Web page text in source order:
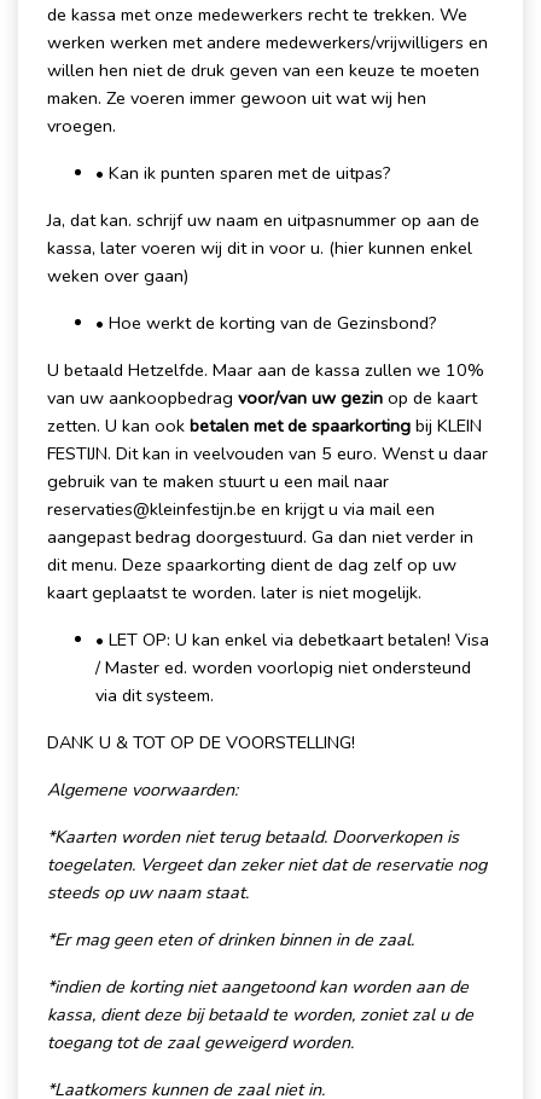
de kassa met onze medewerkers recht te trekken. We
werken werken met andere medewerkers/vrijwilligers en
willen hen niet de druk geven van een keuze te moeten
maken. Ze voeren immer gewoon uit wat wij hen
vroegen.
• Kan ik punten sparen met de uitpas?
Ja, dat kan. schrijf uw naam en uitpasnummer op aan de
kassa, later voeren wij dit in voor u. (hier kunnen enkel
weken over gaan)
• Hoe werkt de korting van de Gezinsbond?
U betaald Hetzelfde. Maar aan de kassa zullen we 10%
van uw aankoopbedrag voor/van uw gezin op de kaart
zetten. U kan ook betalen met de spaarkorting bij KLEIN
FESTIJN. Dit kan in veelvouden van 5 euro. Wenst u daar
gebruik van te maken stuurt u een mail naar
reservaties@kleinfestijn.be en krijgt u via mail een
aangepast bedrag doorgestuurd. Ga dan niet verder in
dit menu. Deze spaarkorting dient de dag zelf op uw
kaart geplaatst te worden. later is niet mogelijk.
• LET OP: U kan enkel via debetkaart betalen! Visa
/ Master ed. worden voorlopig niet ondersteund
via dit systeem.
DANK U & TOT OP DE VOORSTELLING!
Algemene voorwaarden:
*Kaarten worden niet terug betaald. Doorverkopen is
toegelaten. Vergeet dan zeker niet dat de reservatie nog
steeds op uw naam staat.
*Er mag geen eten of drinken binnen in de zaal.
*indien de kor ting niet aangetoond kan worden aan de
kassa, dient deze bij betaald te worden, zoniet zal u de
toegang tot de zaal geweigerd worden.
*Laatkomers kunnen de zaal niet in.